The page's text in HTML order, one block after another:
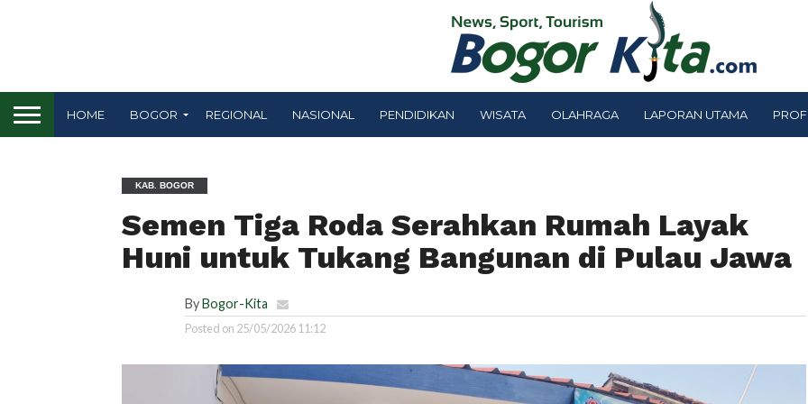
HOME BOGOR REGIONAL NASIONAL PENDIDIKAN WISATA OLAHRAGA LAPORAN UTAMA
KAB. BOGOR
Semen Tiga Roda Serahkan Rumah Layak
Huni untuk Tukang Bangunan di Pulau Jawa
ByBogor-Kita
Posted on 25/05/2026 11:12